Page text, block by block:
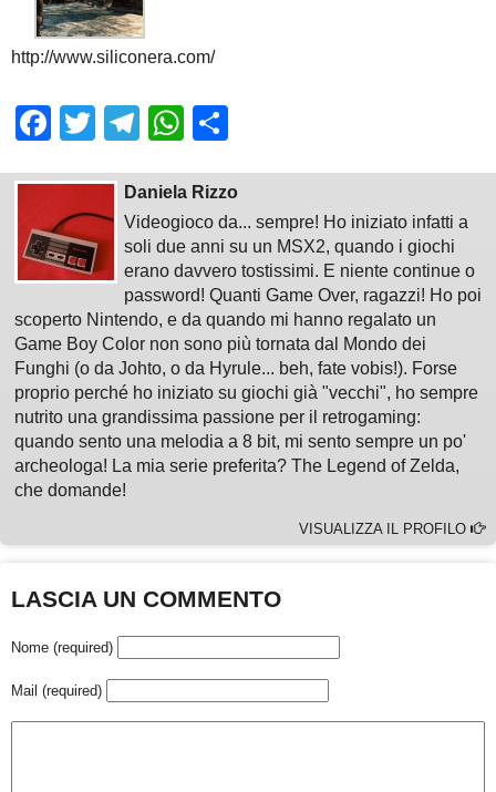
http://www.siliconera.com/
Facebook
TwitterTelegram
WhatsApp
Daniela Rizzo
Videogioco da... sempre! Ho iniziato infatti a
soli due anni su un MSX2, quando i giochi
erano davvero tostissimi. E niente continue o
password! Quanti Game Over, ragazzi! Ho poi
scoperto Nintendo, e da quando mi hanno regalato un
Game Boy Color non sono più tornata dal Mondo dei
Funghi (o da Johto, o da Hyrule... beh, fate vobis!). Forse
proprio perché ho iniziato su giochi già "vecchi", ho sempre
nutrito una grandissima passione per il retrogaming:
quando sento una melodia a 8 bit, mi sento sempre un po'
archeologa! La mia serie preferita? The Legend of Zelda,
che domande!
VISUALIZZA IL PROFILO
LASCIA UN COMMENTO
Nome (required)
Mail (required)